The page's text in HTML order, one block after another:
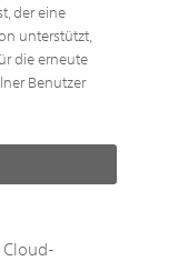
der eine
unterstützt,
die erneute
Benutzer